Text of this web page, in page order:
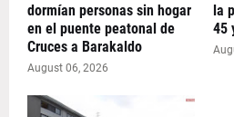
dormían personas sin hogar
en el puente peatonal de
Cruces a Barakaldo
August 06, 2026
la
45